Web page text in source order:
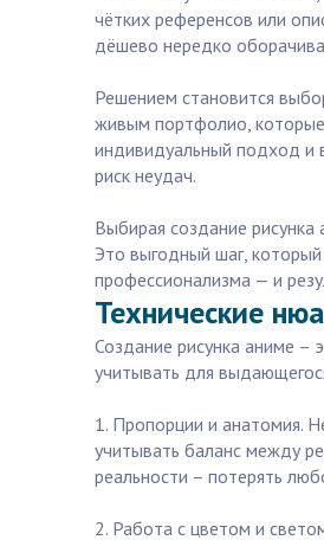
чётких референсов или
дёшево нередко
Решением становится
живым портфолио,
индивидуальный подход и
риск неудач.
Выбирая создание
Это выгодный шаг,
профессионализма — и
Технические
Создание рисунка аниме –
учитывать для
1. Пропорции и анатомия.
учитывать баланс между
реальности – потерять
2. Работа с цветом и